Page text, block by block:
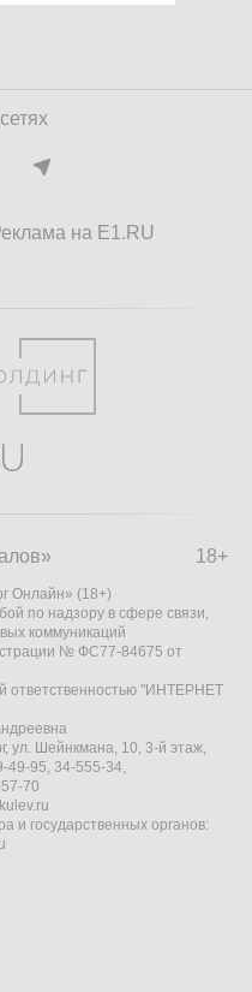
на E1.RU
18+
Онлайн» (18+)
по надзору в сфере связи,
коммуникаций
№ ФС77-84675 от
ответственностью "ИНТЕРНЕТ
ул. Шейнкмана, 10, 3-й этаж,
49-95, 34-555-34,
70
и государственных органов: